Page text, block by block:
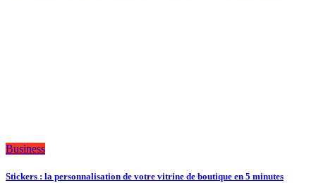
Business
Stickers : la personnalisation de votre vitrine de boutique en 5 minutes